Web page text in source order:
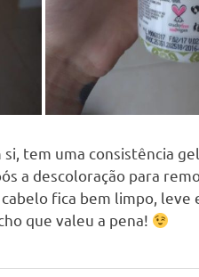
tem uma consistência
a descoloração para
fica bem limpo,
que valeu a pena!